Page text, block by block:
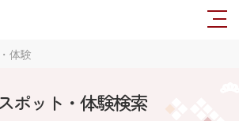
体験
ポット・体験検索